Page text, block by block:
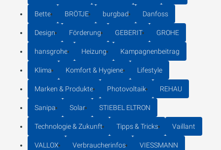
Bette BRÖTJE burgbad Danfoss
Design Förderung GEBERIT GROHE
hansgrohe Heizung Kampagnenbeitrag
Klima Komfort & Hygiene Lifestyle
Marken & Produkte Photovoltaik REHAU
Sanipa Solar STIEBEL ELTRON
Technologie & Zukunft Tipps & Tricks Vaillant
VALLOX Verbraucherinfos VIESSMANN